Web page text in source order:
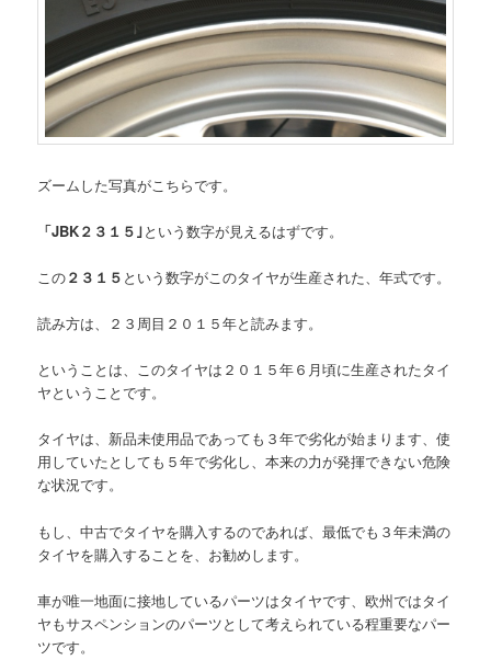
ズームした写真がこちらです。
「JBK２３１５｣という数字が見えるはずです。
この２３１５ という数字がこのタイヤが生産された、年式です。
読み方は、２３周目２０１５年と読みます。
ということは、このタイヤは２０１５年６月頃に生産されたタイ
ヤということです。
タイヤは、新品未使用品であっても３年で劣化が始まります、使
用していたとしても５年で劣化し、本来の力が発揮できない危険
な状況です。
もし、中古でタイヤを購入するのであれば、最低でも３年未満の
タイヤを購入することを、お勧めします。
車が唯一地面に接地しているパーツはタイヤです、欧州ではタイ
ヤもサスペンションのパーツとして考えられている程重要なパー
ツです。